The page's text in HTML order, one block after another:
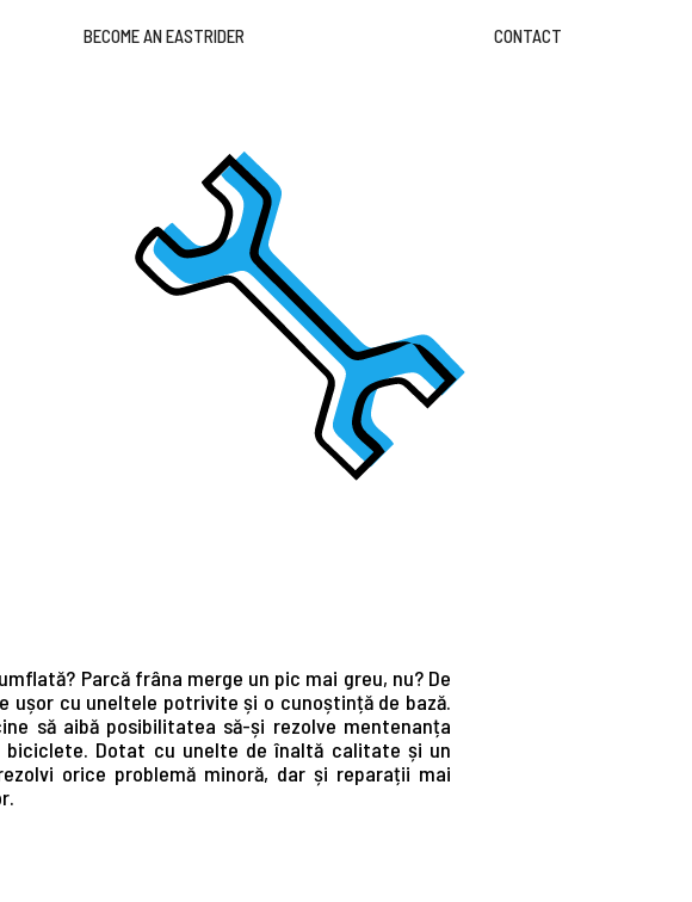
BECOME AN EASTRIDER CONTACT
Parcă frâna merge un pic mai greu, nu? De
cu uneltele potrivite și o cunoștință de bază.
să aibă posibilitatea să-și rezolve mentenanța
biciclete. Dotat cu unelte de înaltă calitate și un
orice problemă minoră, dar și reparații mai